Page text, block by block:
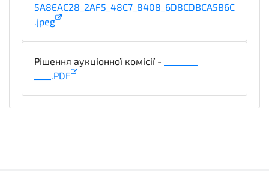
5A8EAC28_2AF5_48C7_8408_6D8CDBCA5B6C
.jpeg
Рішення аукціонної комісії -
____.PDF